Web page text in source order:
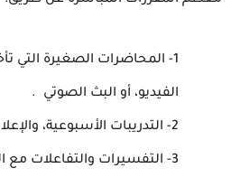
1- المحاضرات الصغيرة التي
الفيديو، أو البث الصوتي .
2- التدريبات الأسبوعية، والإعلانات التذكيرية.
3- التفسيرات والتفاعلات مع الطلاب.